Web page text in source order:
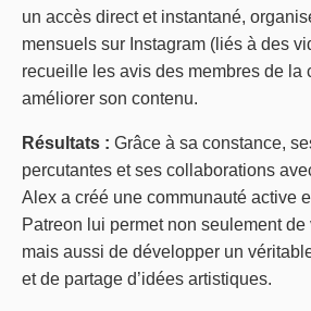
un accès direct et instantané,
mensuels sur Instagram (liés à des
recueille les avis des membres de la
améliorer son contenu.
Résultats : Grâce à sa constance,
percutantes et ses collaborations
Alex a créé une communauté active
Patreon lui permet non seulement
mais aussi de développer un
et de partage d’idées artistiques.